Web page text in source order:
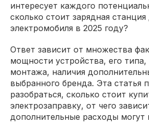
интересует каждого
сколько стоит зарядная станция
электромобиля в 2025 году?
Ответ зависит от множества
мощности устройства, его типа,
монтажа, наличия
выбранного бренда. Эта статья
разобраться, сколько стоит
электрозаправку, от чего
дополнительные расходы могут